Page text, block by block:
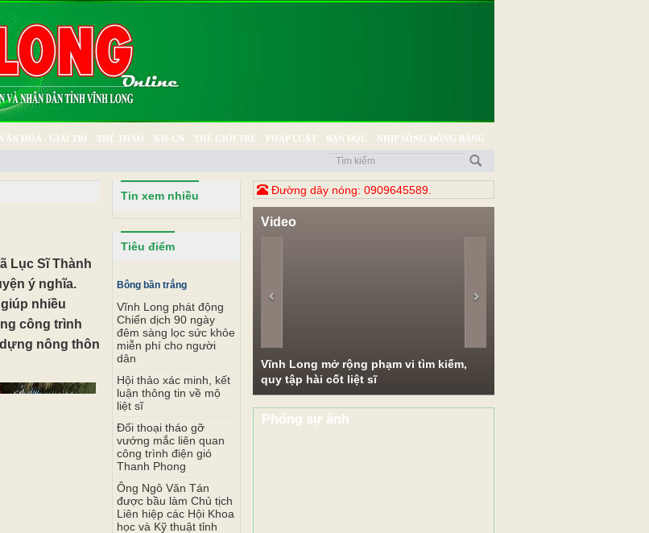
VĂN HÓA - GIẢI TRÍ THỂ THAO KH-CN THẾ GIỚI TRẺ PHÁP LUẬT BẠN ĐỌC NHỊP SỐNG ĐỒNG BẰNG
Lục Sĩ Thành
ý nghĩa.
nhiều
công trình
nông thôn
Tin xem nhiều
Tiêu điểm
Bông bần trắng
Vĩnh Long phát động
Chiến dịch 90 ngày
đêm sàng lọc sức khỏe
miễn phí cho người
dân
Hội thảo xác minh, kết
luận thông tin về mộ
liệt sĩ
Đối thoại tháo gỡ
vướng mắc liên quan
công trình điện gió
Thanh Phong
Ông Ngô Văn Tán
được bầu làm Chủ tịch
Liên hiệp các Hội Khoa
học và Kỹ thuật tỉnh
Đường dây nóng: 0909645589.
Video
Vĩnh Long mở rộng phạm vi tìm kiếm,
quy tập hài cốt liệt sĩ
Phóng sự ảnh